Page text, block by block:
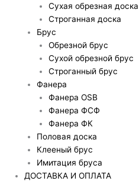
Сухая обрезная доска
Строганная доска
Брус
Обрезной брус
Сухой обрезной брус
Строганный брус
Фанера
Фанера OSB
Фанера ФСФ
Фанера ФК
Половая доска
Клееный брус
Имитация бруса
ДОСТАВКА И ОПЛАТА